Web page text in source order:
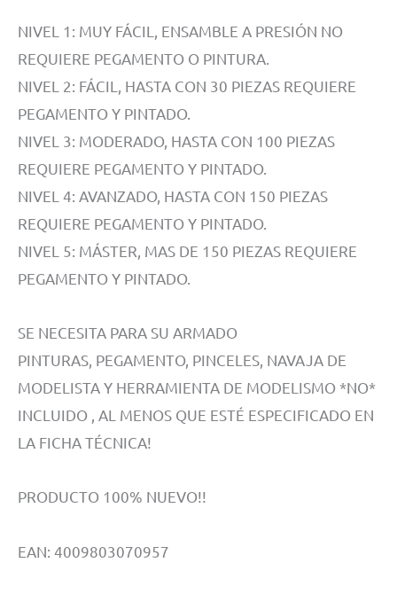
NIVEL 1: MUY FÁCIL, ENSAMBLE A PRESIÓN NO
REQUIERE PEGAMENTO O PINTURA.
NIVEL 2: FÁCIL, HASTA CON 30 PIEZAS REQUIERE
PEGAMENTO Y PINTADO.
NIVEL 3: MODERADO, HASTA CON 100 PIEZAS
REQUIERE PEGAMENTO Y PINTADO.
NIVEL 4: AVANZADO, HASTA CON 150 PIEZAS
REQUIERE PEGAMENTO Y PINTADO.
NIVEL 5: MÁSTER, MAS DE 150 PIEZAS REQUIERE
PEGAMENTO Y PINTADO.
SE NECESITA PARA SU ARMADO
PINTURAS, PEGAMENTO, PINCELES, NAVAJA DE
MODELISTA Y HERRAMIENTA DE MODELISMO *NO*
INCLUIDO , AL MENOS QUE ESTÉ ESPECIFICADO EN
LA FICHA TÉCNICA!
PRODUCTO 100% NUEVO!!
EAN: 4009803070957